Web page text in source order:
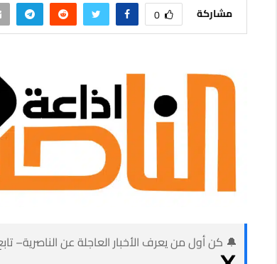
مشاركة 0
🔔 كن أول من يعرف الأخبار العاجلة عن الناصرية–